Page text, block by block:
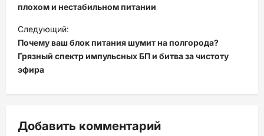
а
ц
и
я
а
плохом и нестабильном питании
Следующий:
Почему ваш блок питания шумит на полгорода?
Грязный спектр импульсных БП и битва за чистоту
эфира
Добавить комментарий